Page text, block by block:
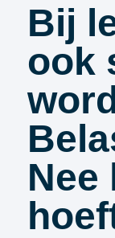
Bij
ook
Nee